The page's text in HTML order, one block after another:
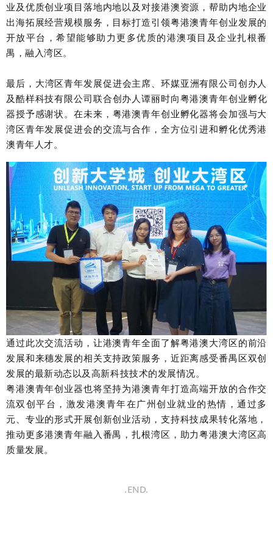
业及优质创业项目落地内地以及对接港澳资源，帮助内地企业
出海拓展经营规模服务，目标打造引领粤港澳青年创业发展的
开放平台，希望能够助力更多优质的港澳项目及企业扎根番
禺，融入湾区。
最后，大湾区青年发展促进会主席、环媒亚洲有限公司创办人
及酷样科技有限公司联合创办人谭丽时向粤港澳青年创业孵化
器授予感谢状。在未来，粤港澳青年创业孵化器将会加强与大
湾区青年发展促进会的交流与合作，全方位引进和孵化优秀港
澳青年人才。
通过此次交流活动，让港澳青年全面了解粤港澳大湾区的前沿
发展和来穗发展的相关支持政策服务，近距离感受番禺区双创
发展的最新动态以及高新科技技术的发展情况。
粤港澳青年创业器也将坚持为港澳青年打造高端开放的合作交
流双创平台，激发港澳青年在广州创业就业的热情，通过多
元、专业的形式开展创新创业活动，支持科技成果转化落地，
推动更多港澳青年融入番禺，扎根湾区，助力粤港澳大湾区高
质量发展。
.END.